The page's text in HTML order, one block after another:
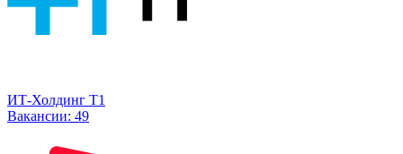
ИТ-Холдинг Т1
Вакансии: 49